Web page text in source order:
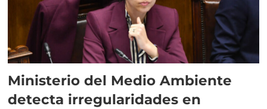
Ministerio del Medio Ambiente
detecta irregularidades en